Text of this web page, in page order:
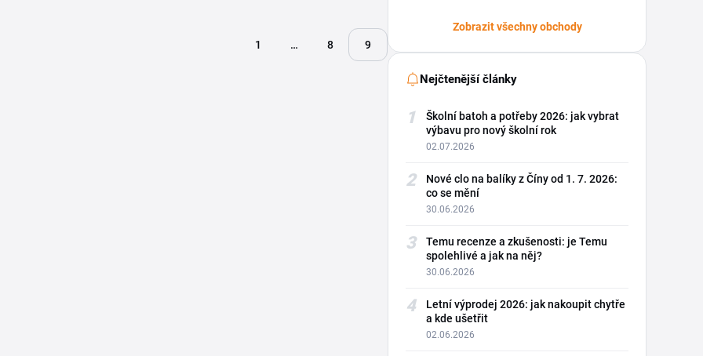
1 … 8 9
Zobrazit všechny obchody
Nejčtenější články
1
Školní batoh a potřeby 2026: jak vybrat
výbavu pro nový školní rok
02.07.2026
2
Nové clo na balíky z Číny od 1. 7. 2026:
co se mění
30.06.2026
3
Temu recenze a zkušenosti: je Temu
spolehlivé a jak na něj?
30.06.2026
4
Letní výprodej 2026: jak nakoupit chytře
a kde ušetřit
02.06.2026